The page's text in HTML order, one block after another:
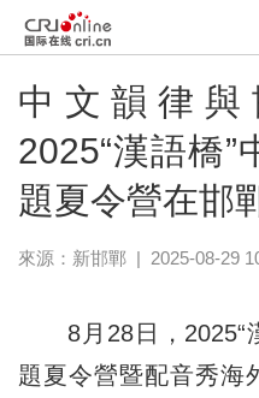
中文韻律與
2025“漢語橋
題夏令營在邯
來源： 新邯鄲| 2025-08-29
8月28日，2025“
題夏令營暨配音秀海